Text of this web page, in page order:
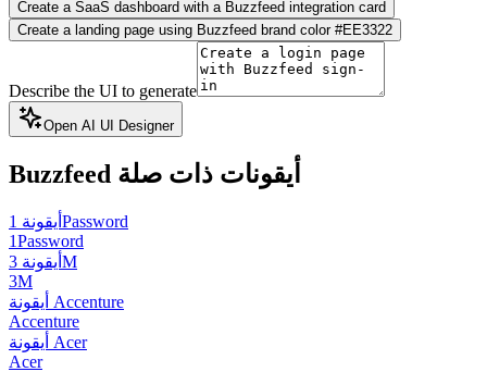
Create a SaaS dashboard with a Buzzfeed integration card
Create a landing page using Buzzfeed brand color #EE3322
Describe the UI to generate
Open AI UI Designer
Buzzfeed أيقونات ذات صلة
أيقونة 1Password
1Password
أيقونة 3M
3M
أيقونة Accenture
Accenture
أيقونة Acer
Acer